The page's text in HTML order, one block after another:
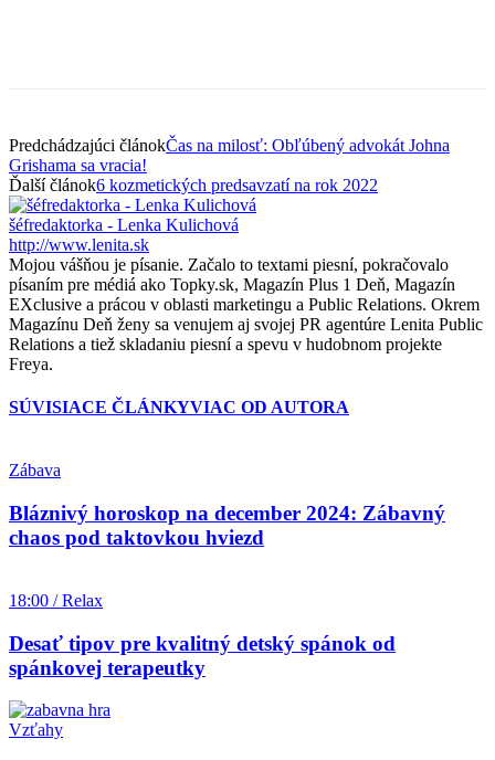
Predchádzajúci článokČas na milosť: Obľúbený advokát Johna
Grishama sa vracia!
Ďalší článok6 kozmetických predsavzatí na rok 2022
šéfredaktorka - Lenka Kulichová
http://www.lenita.sk
Mojou vášňou je písanie. Začalo to textami piesní, pokračovalo
písaním pre médiá ako Topky.sk, Magazín Plus 1 Deň, Magazín
EXclusive a prácou v oblasti marketingu a Public Relations. Okrem
Magazínu Deň ženy sa venujem aj svojej PR agentúre Lenita Public
Relations a tiež skladaniu piesní a spevu v hudobnom projekte
Freya.
SÚVISIACE ČLÁNKYVIAC OD AUTORA
Zábava
Bláznivý horoskop na december 2024: Zábavný
chaos pod taktovkou hviezd
18:00 / Relax
Desať tipov pre kvalitný detský spánok od
spánkovej terapeutky
Vzťahy